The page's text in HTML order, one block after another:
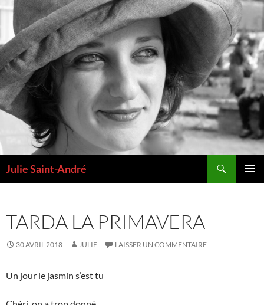
Aller
contenu
Julie Saint-André
TARDA LA PRIMAVERA
30 AVRIL 2018 JULIE LAISSER UN COMMENTAIRE
Un jour le jasmin s’est tu